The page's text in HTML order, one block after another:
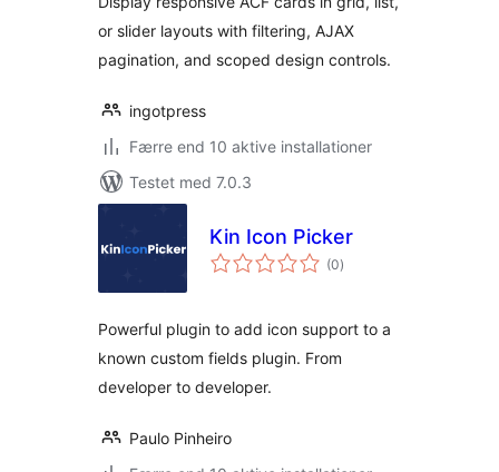
or slider layouts with filtering, AJAX
pagination, and scoped design controls.
ingotpress
Færre end 10 aktive installationer
Testet med 7.0.3
Kin Icon Picker
(0totale
bedømmelser
)
Powerful plugin to add icon support to a
known custom fields plugin. From
developer to developer.
Paulo Pinheiro